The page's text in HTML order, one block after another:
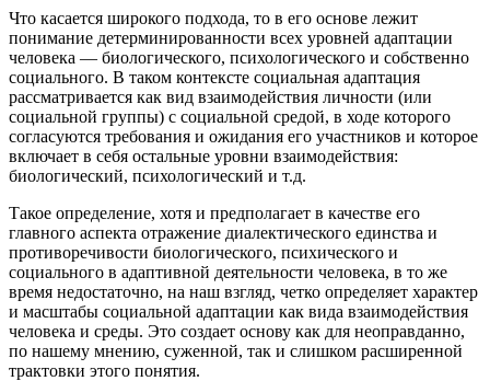
Что касается широкого подхода, то в его основе лежит
понимание детерминированности всех уровней адаптации
человека — биологического, психологического и собственно
социального. В таком контексте социальная адаптация
рассматривается как вид взаимодействия личности (или
социальной группы) с социальной средой, в ходе которого
согласуются требования и ожидания его участников и которое
включает в себя остальные уровни взаимодействия:
биологический, психологический и т.д.
Такое определение, хотя и предполагает в качестве его
главного аспекта отражение диалектического единства и
противоречивости биологического, психического и
социального в адаптивной деятельности человека, в то же
время недостаточно, на наш взгляд, четко определяет характер
и масштабы социальной адаптации как вида взаимодействия
человека и среды. Это создает основу как для неоправданно,
по нашему мнению, суженной, так и слишком расширенной
трактовки этого понятия.